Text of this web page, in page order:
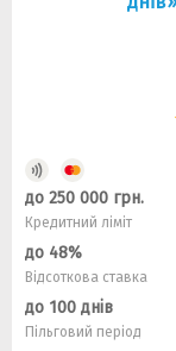
до 250 000 грн.
Кредитний ліміт
до 48%
Відсоткова ставка
до 100 днів
Пільговий період